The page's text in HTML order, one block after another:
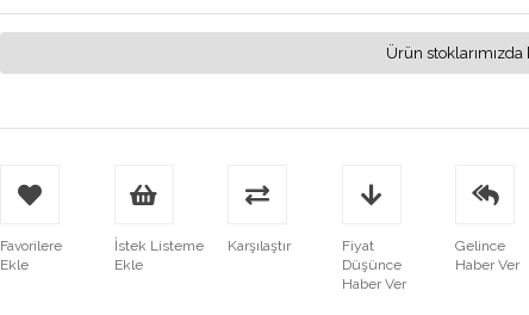
Ürün stoklarımızda
Favorilere
Ekle
İstek Listeme
Ekle
Karşılaştır
Fiyat
Düşünce
Haber Ver
Gelince
Haber Ver